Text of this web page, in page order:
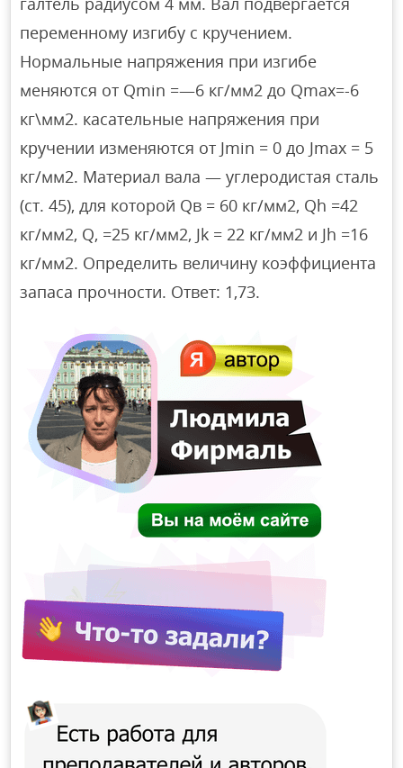
переменному изгибу с кручением.
Нормальные напряжения при изгибе
меняются от Qmin =—6 кг/мм2 до Qmах=-6
кг\мм2. касательные напряжения при
кручении изменяются от Jmin = 0 до Jmах = 5
кг/мм2. Материал вала — углеродистая сталь
(ст. 45), для которой Qв = 60 кг/мм2, Qh =42
кг/мм2, Q, =25 кг/мм2, Jk = 22 кг/мм2 и Jh =16
кг/мм2. Определить величину коэффициента
запаса прочности. Ответ: 1,73.